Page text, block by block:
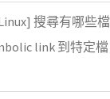
搜尋有哪些檔
link 到特定檔